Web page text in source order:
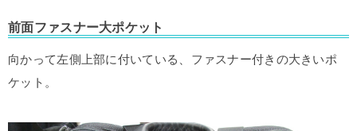
前面ファスナー大ポケット
向かって左側上部に付いている、ファスナー付きの大きいポ
ケット。